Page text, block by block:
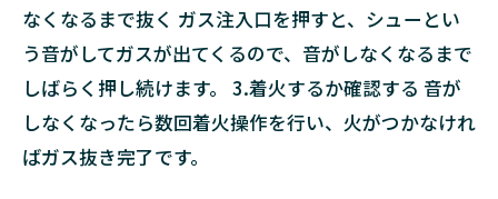
なくなるまで抜く ガス注入口を押すと、シューとい
う音がしてガスが出てくるので、音がしなくなるまで
しばらく押し続けます。 3.着火するか確認する 音が
しなくなったら数回着火操作を行い、火がつかなけれ
ばガス抜き完了です。